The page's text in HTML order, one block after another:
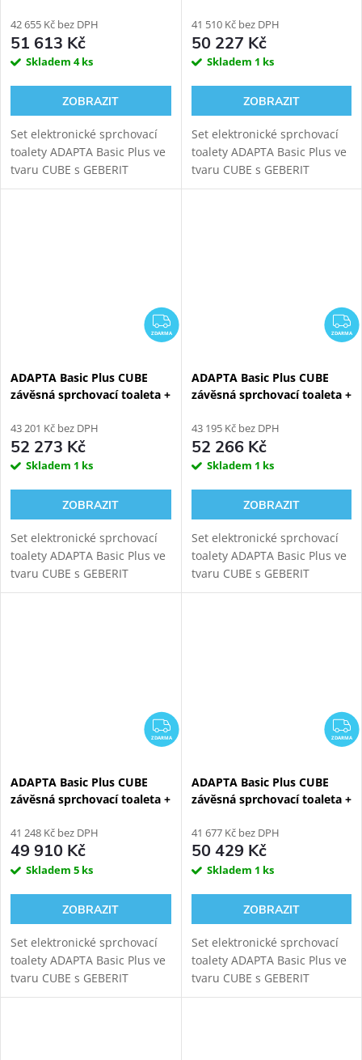
42 655 Kč bez DPH
51 613 Kč
Skladem 4 ks
ZOBRAZIT
Set elektronické sprchovací
toalety ADAPTA Basic Plus ve
tvaru CUBE s GEBERIT
DUOFIX 111.355.00.5
41 510 Kč bez DPH
50 227 Kč
Skladem 1 ks
ZOBRAZIT
Set elektronické sprchovací
toalety ADAPTA Basic Plus ve
tvaru CUBE s GEBERIT
DUOFIX 111.300.00.6
ZDARMA
ZDARMA
ADAPTA Basic Plus CUBE
závěsná sprchovací toaleta +
43 201 Kč bez DPH
52 273 Kč
Skladem 1 ks
ZOBRAZIT
Set elektronické sprchovací
toalety ADAPTA Basic Plus ve
tvaru CUBE s GEBERIT
DUOFIX 111.030.00.2
ZDARMA
ADAPTA Basic Plus CUBE
závěsná sprchovací toaleta +
43 195 Kč bez DPH
52 266 Kč
Skladem 1 ks
ZOBRAZIT
Set elektronické sprchovací
toalety ADAPTA Basic Plus ve
tvaru CUBE s GEBERIT
DUOFIX 111.003.00.2
ZDARMA
ZDARMA
ADAPTA Basic Plus CUBE
závěsná sprchovací toaleta +
110.302.00.5
41 248 Kč bez DPH
49 910 Kč
Skladem 5 ks
ZOBRAZIT
Set elektronické sprchovací
toalety ADAPTA Basic Plus ve
tvaru CUBE s GEBERIT
KOMBIFIX ECO 110.302.00.5
ZDARMA
ADAPTA Basic Plus CUBE
závěsná sprchovací toaleta +
110.300.00.5
41 677 Kč bez DPH
50 429 Kč
Skladem 1 ks
ZOBRAZIT
Set elektronické sprchovací
toalety ADAPTA Basic Plus ve
tvaru CUBE s GEBERIT
KOMBIFIX 110.300.00.5